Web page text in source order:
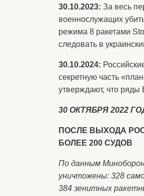
30.10.2023: За весь
военнослужащих
режима 8 ракетами
следовать в
30.10.2024:
секретную часть
утверждают, что ряды
30 ОКТЯБРЯ 2022
ПОСЛЕ ВЫХОДА
БОЛЕЕ 200 СУДОВ
По данным
уничтожены: 328
384 зенитных